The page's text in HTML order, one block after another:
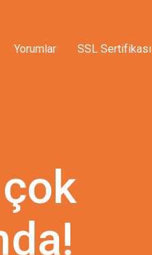
Yorumlar SSL Sertifikası